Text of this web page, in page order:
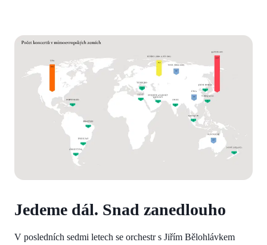
Jedeme dál. Snad zanedlouho
V posledních sedmi letech se orchestr s Jiřím Bělohlávkem